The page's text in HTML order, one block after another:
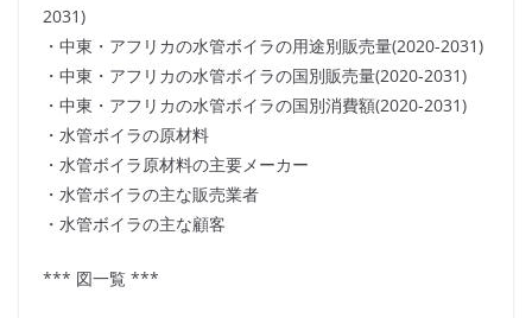
2031)
・中東・アフリカの水管ボイラの用途別販売量(2020-2031)
・中東・アフリカの水管ボイラの国別販売量(2020-2031)
・中東・アフリカの水管ボイラの国別消費額(2020-2031)
・水管ボイラの原材料
・水管ボイラ原材料の主要メーカー
・水管ボイラの主な販売業者
・水管ボイラの主な顧客
*** 図一覧 ***